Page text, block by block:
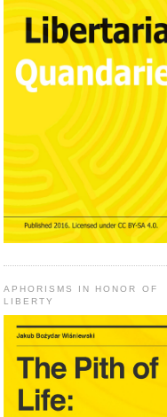
APHORISMS IN HONOR OF
LIBERTY